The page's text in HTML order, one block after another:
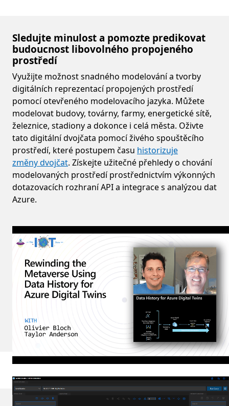
Sledujte minulost a pomozte predikovat
budoucnost libovolného propojeného
prostředí
Využijte možnost snadného modelování a tvorby
digitálních reprezentací propojených prostředí
pomocí otevřeného modelovacího jazyka. Můžete
modelovat budovy, továrny, farmy, energetické sítě,
železnice, stadiony a dokonce i celá města. Oživte
tato digitální dvojčata pomocí živého spouštěcího
prostředí, které postupem času historizuje
změny dvojčat. Získejte užitečné přehledy o chování
modelovaných prostředí prostřednictvím výkonných
dotazovacích rozhraní API a integrace s analýzou dat
Azure.